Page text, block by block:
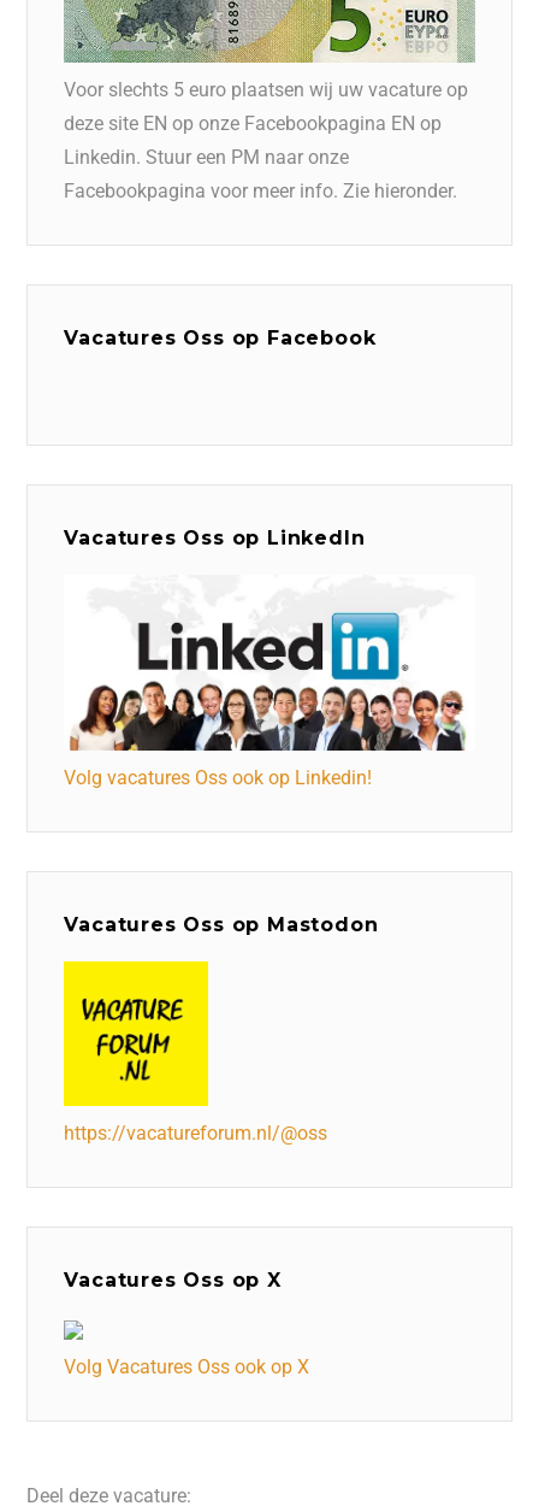
Voor slechts 5 euro plaatsen wij uw vacature op
deze site EN op onze Facebookpagina EN op
Linkedin. Stuur een PM naar onze
Facebookpagina voor meer info. Zie hieronder.
Vacatures Oss op Facebook
Vacatures Oss op LinkedIn
Volg vacatures Oss ook op Linkedin!
Vacatures Oss op Mastodon
https://vacatureforum.nl/@oss
Vacatures Oss op X
Volg Vacatures Oss ook op X
Deel deze vacature: